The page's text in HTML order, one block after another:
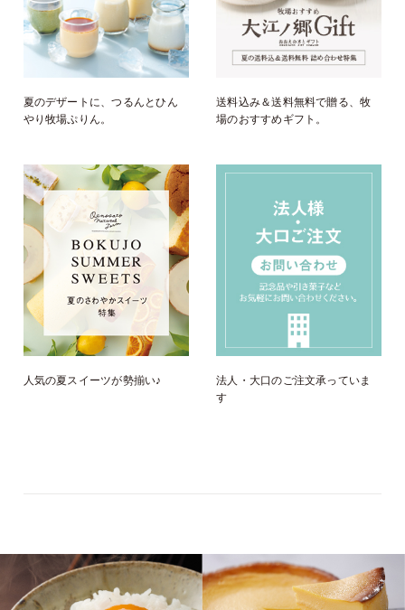
夏のデザートに、つるんとひん
やり牧場ぷりん。
送料込み＆送料無料で贈る、牧
場のおすすめギフト。
人気の夏スイーツが勢揃い♪
法人・大口のご注文承っていま
す